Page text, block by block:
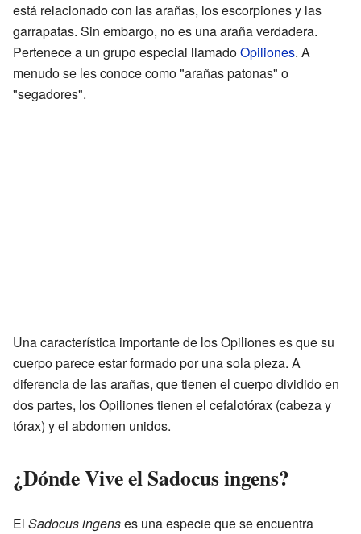
está relacionado con las arañas, los escorpiones y las
garrapatas. Sin embargo, no es una araña verdadera.
Pertenece a un grupo especial llamadoOpiliones. A
menudo se les conoce como "arañas patonas" o
"segadores".
Una característica importante de los Opiliones es que su
cuerpo parece estar formado por una sola pieza. A
diferencia de las arañas, que tienen el cuerpo dividido en
dos partes, los Opiliones tienen el cefalotórax (cabeza y
tórax) y el abdomen unidos.
¿Dónde Vive el Sadocus ingens?
El Sadocus ingenses una especie que se encuentra